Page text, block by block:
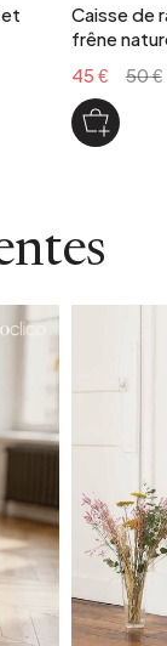
Caisse de
frêne
45 €
50 €